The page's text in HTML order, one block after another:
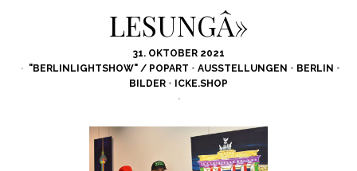
LESUNGÂ»
POSTED
ON
31. OKTOBER 2021
"BERLINLIGHTSHOW" / POPART • AUSSTELLUNGEN • BERLIN •
BILDER • ICKE.SHOP